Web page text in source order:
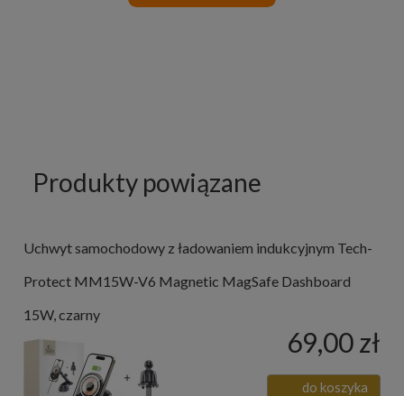
Produkty powiązane
Uchwyt samochodowy z ładowaniem indukcyjnym Tech-
Protect MM15W-V6 Magnetic MagSafe Dashboard
15W, czarny
69,00 zł
do koszyka